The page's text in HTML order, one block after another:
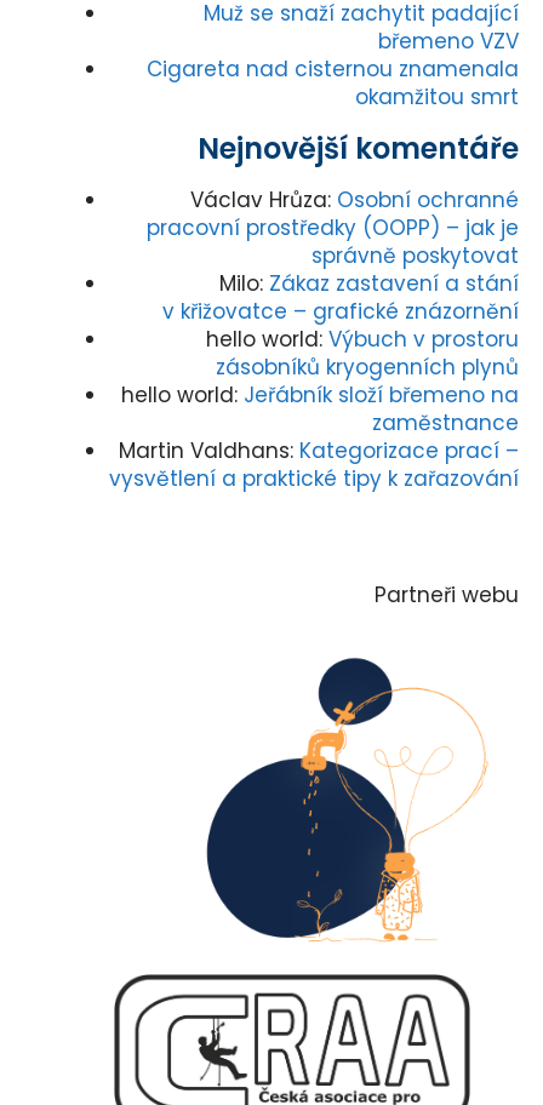
Muž se snaží zachytit padající
břemeno VZV
Cigareta nad cisternou znamenala
okamžitou smrt
Nejnovější komentáře
Václav Hrůza: Osobní ochranné
pracovní prostředky (OOPP) – jak je
správně poskytovat
Milo: Zákaz zastavení a stání
v křižovatce – grafické znázornění
hello world: Výbuch v prostoru
zásobníků kryogenních plynů
hello world: Jeřábník složí břemeno na
zaměstnance
Martin Valdhans: Kategorizace prací –
vysvětlení a praktické tipy k zařazování
Partneři webu